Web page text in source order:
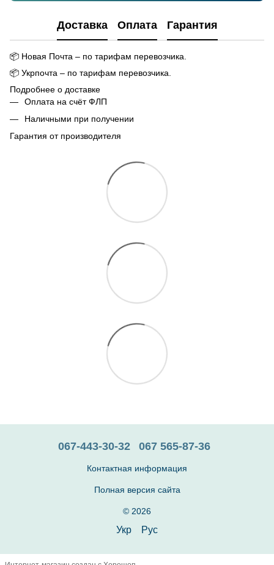
Доставка Оплата Гарантия
📦 Новая Почта – по тарифам перевозчика.
📦 Укрпочта – по тарифам перевозчика.
Подробнее о доставке
Оплата на счёт ФЛП
Наличными при получении
Гарантия от производителя
067-443-30-32 067 565-87-36
Контактная информация
Полная версия сайта
© 2026
Укр Рус